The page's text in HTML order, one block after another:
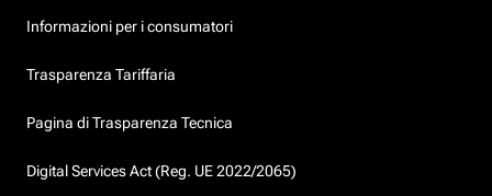
Informazioni per i consumatori
Trasparenza Tariffaria
Pagina di Trasparenza Tecnica
Digital Services Act (Reg. UE 2022/2065)